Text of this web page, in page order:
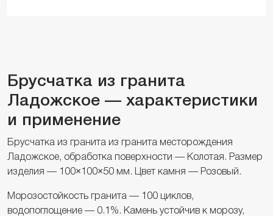
Брусчатка из гранита
Ладожское — характеристики
и применение
Брусчатка из гранита из гранита месторождения
Ладожское, обработка поверхности — Колотая. Размер
изделия — 100×100×50 мм. Цвет камня — Розовый.
Морозостойкость гранита — 100 циклов,
водопоглощение — 0.1%. Камень устойчив к морозу,